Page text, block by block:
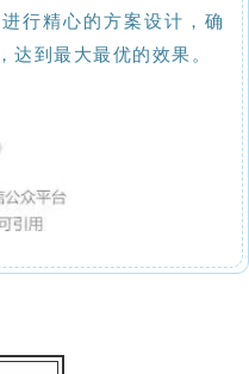
行精心的方案设计，确
到最大最优的效果。